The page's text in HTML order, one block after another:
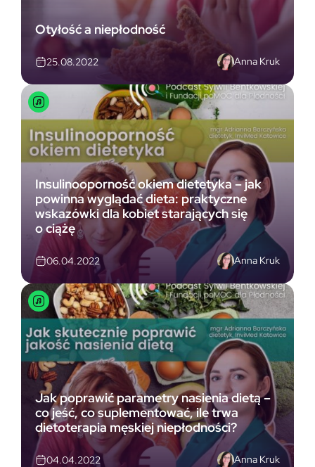
Otyłość a niepłodność
25.08.2022 Anna Kruk
Insulinooporność okiem dietetyka – jak
powinna wyglądać dieta: praktyczne
wskazówki dla kobiet starających się
o ciążę
06.04.2022 Anna Kruk
Jak poprawić parametry nasienia dietą –
co jeść, co suplementować, ile trwa
dietoterapia męskiej niepłodności?
04.04.2022 Anna Kruk